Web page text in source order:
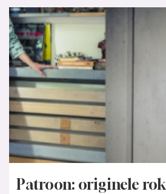
Patroon: originele rok